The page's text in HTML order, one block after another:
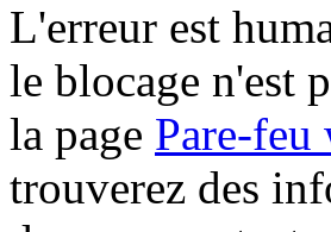
L'erreur est
le blocage n'est
la page Pare-feu
trouverez des